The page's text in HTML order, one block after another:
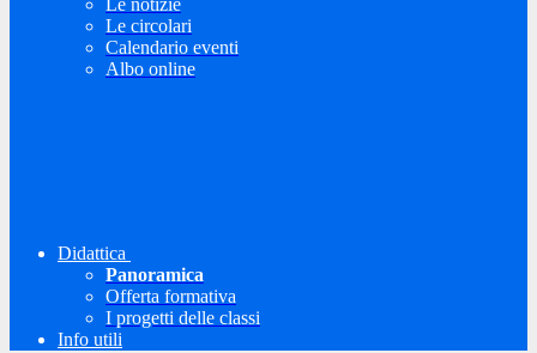
Le notizie
Le circolari
Calendario eventi
Albo online
Didattica
Panoramica
Offerta formativa
I progetti delle classi
Info utili